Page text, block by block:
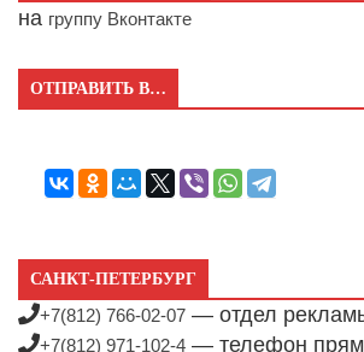
на группу Вконтакте
ОТПРАВИТЬ В…
САНКТ-ПЕТЕРБУРГ
+7(812) 766-02-07 — отдел
+7(812) 971-102-4 — телефон